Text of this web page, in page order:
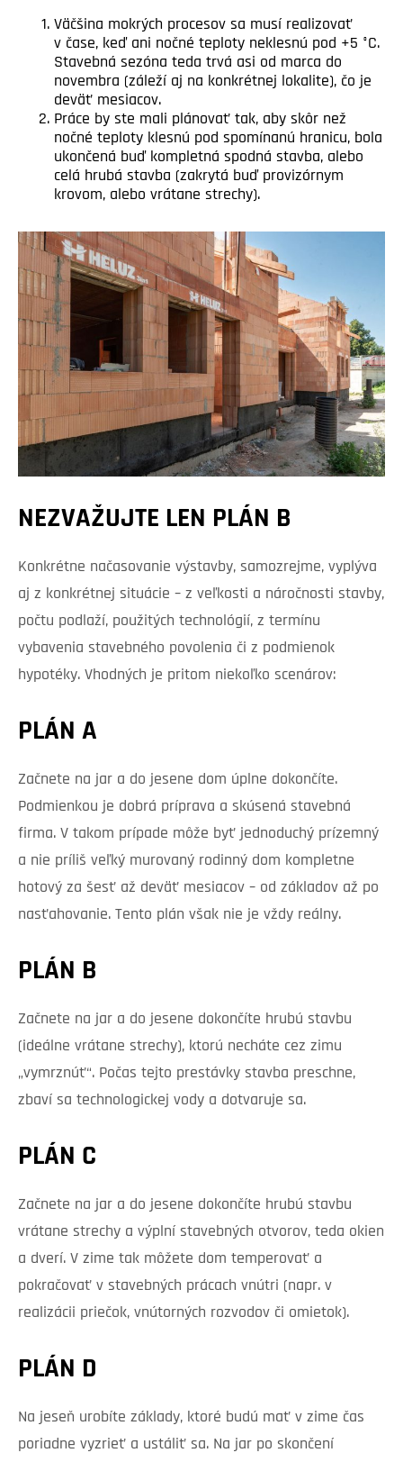
Väčšina mokrých procesov sa musí realizovať
v čase, keď ani nočné teploty neklesnú pod +5 °C.
Stavebná sezóna teda trvá asi od marca do
novembra (záleží aj na konkrétnej lokalite), čo je
deväť mesiacov.
Práce by ste mali plánovať tak, aby skôr než
nočné teploty klesnú pod spomínanú hranicu, bola
ukončená buď kompletná spodná stavba, alebo
celá hrubá stavba (zakrytá buď provizórnym
krovom, alebo vrátane strechy).
NEZVAŽUJTE LEN PLÁN B
Konkrétne načasovanie výstavby, samozrejme, vyplýva
aj z konkrétnej situácie – z veľkosti a náročnosti stavby,
počtu podlaží, použitých technológií, z termínu
vybavenia stavebného povolenia či z podmienok
hypotéky. Vhodných je pritom niekoľko scenárov:
PLÁN A
Začnete na jar a do jesene dom úplne dokončíte.
Podmienkou je dobrá príprava a skúsená stavebná
firma. V takom prípade môže byť jednoduchý prízemný
a nie príliš veľký murovaný rodinný dom kompletne
hotový za šesť až deväť mesiacov – od základov až po
nasťahovanie. Tento plán však nie je vždy reálny.
PLÁN B
Začnete na jar a do jesene dokončíte hrubú stavbu
(ideálne vrátane strechy), ktorú necháte cez zimu
„vymrznúť“. Počas tejto prestávky stavba preschne,
zbaví sa technologickej vody a dotvaruje sa.
PLÁN C
Začnete na jar a do jesene dokončíte hrubú stavbu
vrátane strechy a výplní stavebných otvorov, teda okien
a dverí. V zime tak môžete dom temperovať a
pokračovať v stavebných prácach vnútri (napr. v
realizácii priečok, vnútorných rozvodov či omietok).
PLÁN D
Na jeseň urobíte základy, ktoré budú mať v zime čas
poriadne vyzrieť a ustáliť sa. Na jar po skončení